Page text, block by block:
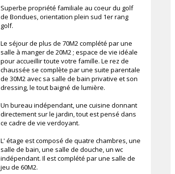
Superbe propriété familiale au coeur du golf
de Bondues, orientation plein sud 1er rang
golf.
Le séjour de plus de 70M2 complété par une
salle à manger de 20M2 ; espace de vie idéale
pour accueillir toute votre famille. Le rez de
chaussée se complète par une suite parentale
de 30M2 avec sa salle de bain privative et son
dressing, le tout baigné de lumière.
Un bureau indépendant, une cuisine donnant
directement sur le jardin, tout est pensé dans
ce cadre de vie verdoyant.
L' étage est composé de quatre chambres, une
salle de bain, une salle de douche, un wc
indépendant. Il est complété par une salle de
jeu de 60M2.